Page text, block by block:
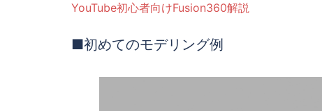
YouTube初心者向けFusion360解説
■初めてのモデリング例